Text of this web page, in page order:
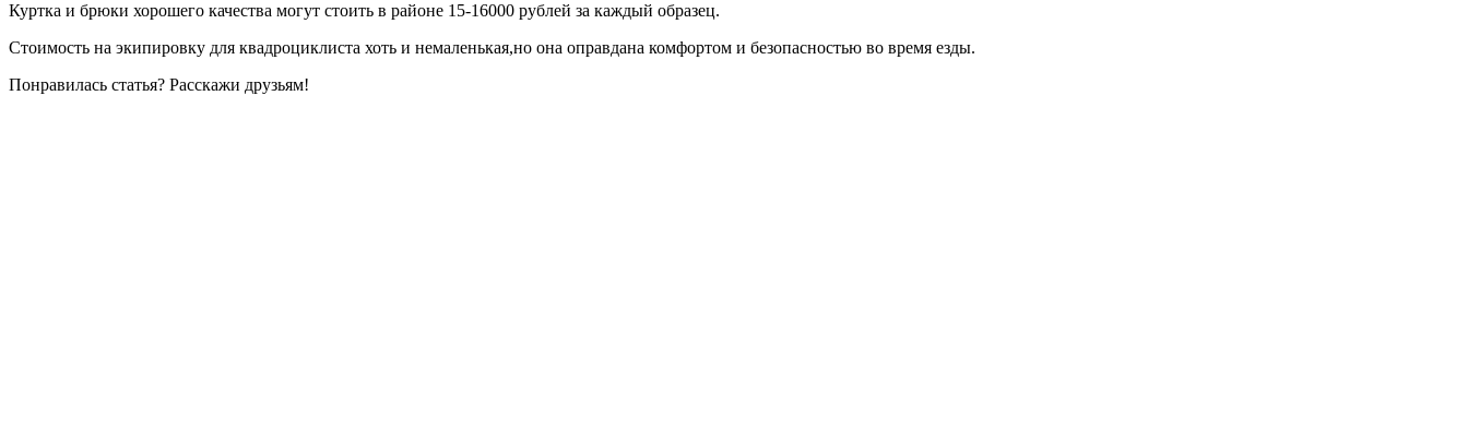
Куртка и брюки хорошего качества могут стоить в районе 15-16000 рублей за каждый образец.
Стоимость на экипировку для квадроциклиста хоть и немаленькая,но она оправдана комфортом и безопасностью во время езды.
Понравилась статья? Расскажи друзьям!